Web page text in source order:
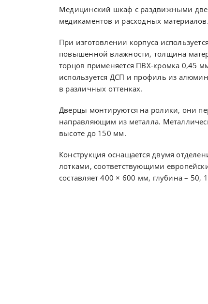
Медицинский шкаф с раздвижными
медикаментов и расходных материалов.
При изготовлении корпуса
повышенной влажности, толщина
торцов применяется ПВХ-кромка 0,45
используется ДСП и профиль из
в различных оттенках.
Дверцы монтируются на ролики, они
направляющим из металла.
высоте до 150 мм.
Конструкция оснащается двумя
лотками, соответствующими
составляет 400 × 600 мм, глубина – 50,